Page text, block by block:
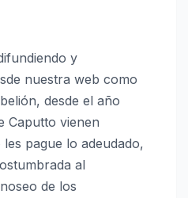
y
nuestra web como
desde el año
Caputto vienen
pague lo adeudado,
al
de los